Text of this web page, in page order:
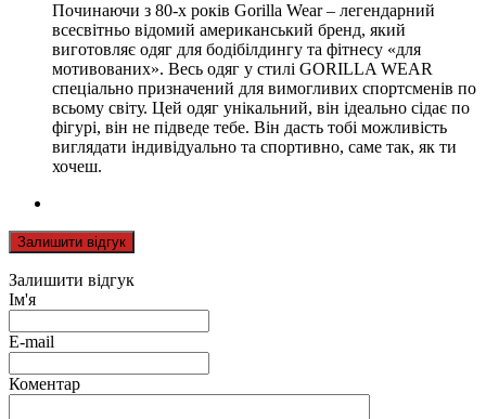
Починаючи з 80-х років Gorilla Wear – легендарний
всесвітньо відомий американський бренд, який
виготовляє одяг для бодібілдингу та фітнесу «для
мотивованих». Весь одяг у стилі GORILLA WEAR
спеціально призначений для вимогливих спортсменів по
всьому світу. Цей одяг унікальний, він ідеально сідає по
фігурі, він не підведе тебе. Він дасть тобі можливість
виглядати індивідуально та спортивно, саме так, як ти
хочеш.
Залишити відгук
Залишити відгук
Ім'я
E-mail
Коментар